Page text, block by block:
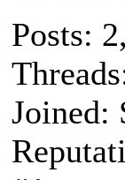
Posts:
Joined: